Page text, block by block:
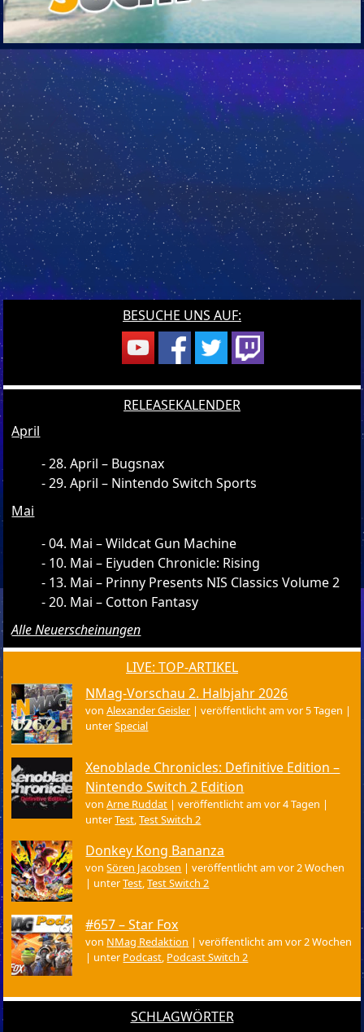
BESUCHE UNS AUF:
RELEASEKALENDER
April
28. April – Bugsnax
29. April – Nintendo Switch Sports
Mai
04. Mai – Wildcat Gun Machine
10. Mai – Eiyuden Chronicle: Rising
13. Mai – Prinny Presents NIS Classics Volume 2
20. Mai – Cotton Fantasy
Alle Neuerscheinungen
LIVE: TOP-ARTIKEL
NMag-Vorschau 2. Halbjahr 2026
vonAlexander Geisler |veröffentlicht am vor 5 Tagen |
unterSpecial
Xenoblade Chronicles: Definitive Edition –
Nintendo Switch 2 Edition
vonArne Ruddat |veröffentlicht am vor 4 Tagen |
unterTest,Test Switch 2
Donkey Kong Bananza
vonSören Jacobsen |veröffentlicht am vor 2 Wochen
| unterTest,Test Switch 2
#657 – Star Fox
von NMag Redaktion |veröffentlicht am vor 2 Wochen
| unter Podcast, Podcast Switch 2
SCHLAGWÖRTER